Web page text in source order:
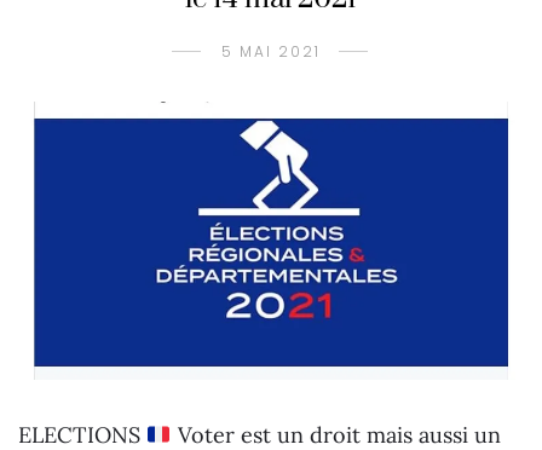
5 MAI 2021
ELECTIONS
Voter est un droit mais aussi un